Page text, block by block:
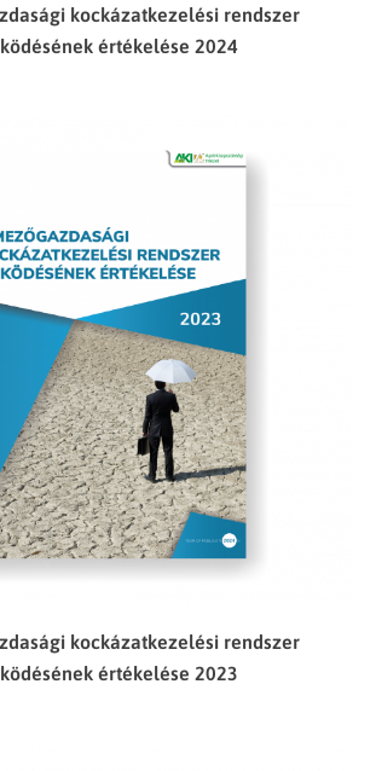
kockázatkezelési rendszer
értékelése 2024
kockázatkezelési rendszer
értékelése 2023